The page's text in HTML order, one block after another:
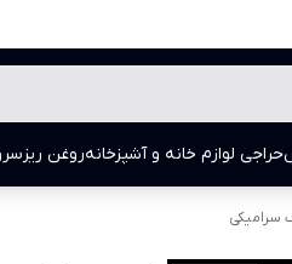
حراجی لوازم خانه و آشپزخانهروغن ریز
سرامیکی